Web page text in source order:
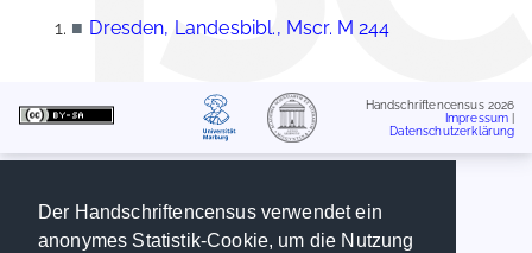
Der Handschriftencensus verwendet ein
anonymes Statistik-Cookie, um die Nutzung
■ Dresden, Landesbibl., Mscr. M 244
Handschriftencensus 2026
Impressum
Datenschutzerklärung